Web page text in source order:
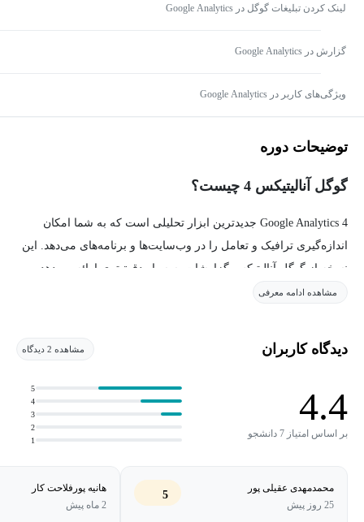
لینک کردن تبلیغات گوگل در Google Analytics
گزارش در Google Analytics
ویژگی‌های کاربر در Google Analytics
توضیحات دوره
گوگل آنالیتیکس 4 چیست؟
Google Analytics 4 جدیدترین ابزار تحلیلی است که به شما امکان
اندازه‌گیری ترافیک و تعامل را در وب‌سایت‌ها و برنامه‌های می‌دهد. این
نسخه از گوگل آنالیتیکس گزارشات بسسیار دقیق‌تری ارائه می‌دهد و
نحوه نمایش این گزاراشات از نسخه قبلی خود متفاوت است.
شده است به صورت گام به گام نحوه نحوه راه اندازی و استفاده از 4
Google Analytics بیان شده است.
Google Analytics را با پیاده‌سازی آن‌ها در وبلاگ آزمایشی Google
Analytics تنظیم کنید. همچنین در مکتب خونه انواع دوره
آموزش دیجیتال
مشاهده ادامه معرفی
دیدگاه کاربران مشاهده 2 دیدگاه
4.4
بر اساس امتیاز 7 دانشجو
1
2
3
4
5
محمدمهدی عقیلی پور
25 روز پیش
5
هانیه پورفلاحت کار
2 ماه پیش